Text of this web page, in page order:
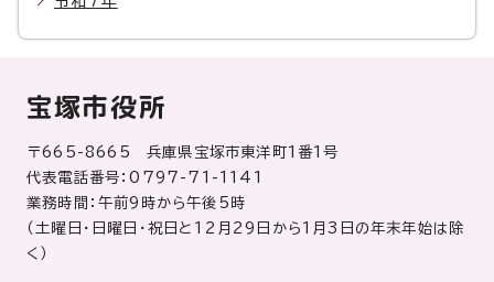
宝塚市役所
〒665-8665 兵庫県宝塚市東洋町1番1号
代表電話番号：0797-71-1141
業務時間：午前9時から午後5時
（土曜日・日曜日・祝日と12月29日から1月3日の年末年始は除
く）